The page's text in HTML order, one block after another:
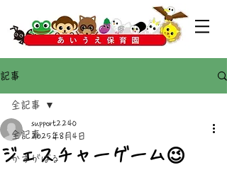
記事
全記事
かすがばる
全記事
ジェスチャーゲーム😉
support2240
2025年8月4日